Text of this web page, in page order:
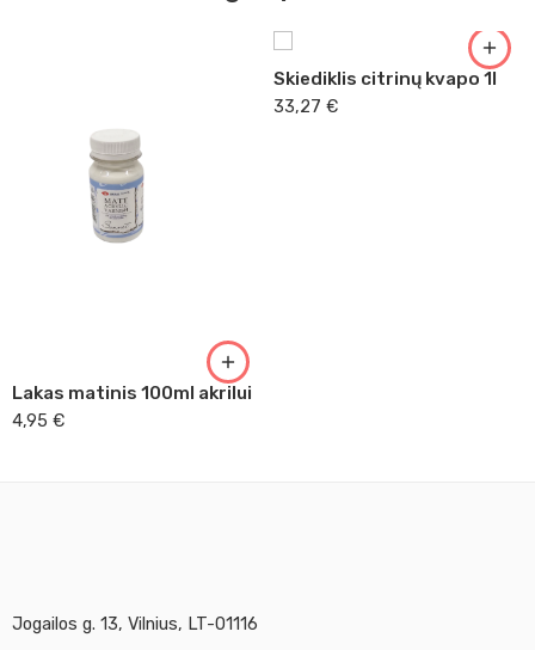
Lakas matinis 100ml akrilui
4,95 €
Skiediklis citrinų kvapo 1l
33,27 €
Jogailos g. 13, Vilnius, LT-01116